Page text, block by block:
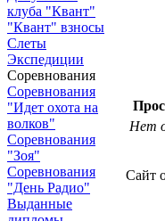
клуба "Квант"
"Квант" взносы
Слеты
Экспедиции
Соревнования
Соревнования
"Идет охота на
волков"
Соревнования
"Зоя"
Соревнования
"День Радио"
Выданные
Нет
Сайт